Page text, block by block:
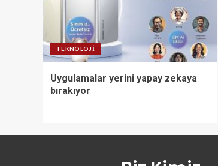
TEKNOLOJI
Uygulamalar yerini yapay zekaya
bırakıyor